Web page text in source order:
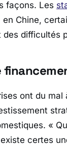
façons. Les
en Chine,
des difficultés
ont du
«
certes